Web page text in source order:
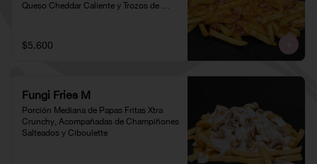
Queso Cheddar Caliente y Trozos de
$5.600
Fungi Fries M
Porción Mediana de Papas Fritas Xtra
Crunchy, Acompañadas de Champiñones
Salteados y Ciboulette